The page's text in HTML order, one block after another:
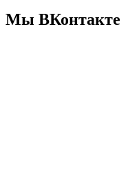
Мы ВКонтакте